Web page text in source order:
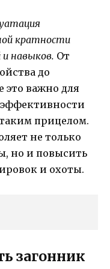
кратности
навыков. От
до
это важно для
прицелом.
не только
но и повысить
и охоты.
загонник